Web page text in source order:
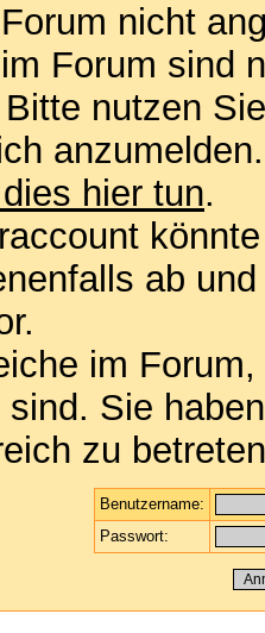
nicht
Forum sind
nutzen
hier tun.
ab
im
Sie
zu
Benutzername:
Passwort: